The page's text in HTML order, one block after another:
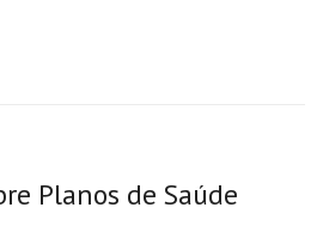
Planos de Saúde